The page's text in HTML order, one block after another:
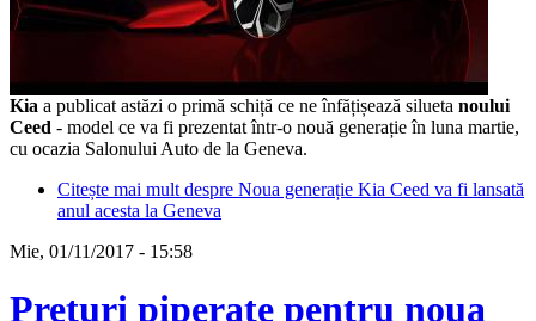
Kia a publicat astăzi o primă schiță ce ne înfățișează silueta noului
Ceed - model ce va fi prezentat într-o nouă generație în luna martie,
cu ocazia Salonului Auto de la Geneva.
Citește mai mult despre Noua generație Kia Ceed va fi lansată
anul acesta la Geneva
Mie, 01/11/2017 - 15:58
Prețuri piperate pentru noua